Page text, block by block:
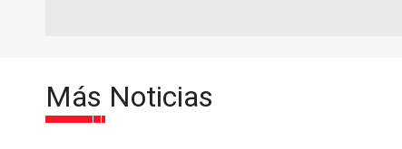
Más Noticias